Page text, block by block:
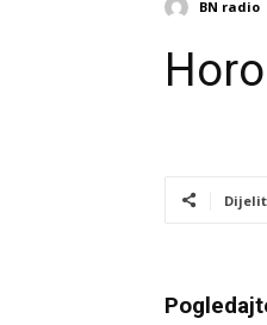
BN radio